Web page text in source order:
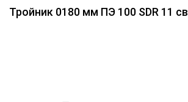
Тройник 0180 мм ПЭ 100 SDR 11 св